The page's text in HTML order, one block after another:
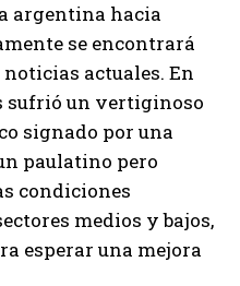
argentina hacia
se encontrará
actuales. En
sufrió un vertiginoso
signado por una
paulatino pero
condiciones
medios y bajos,
esperar una mejora